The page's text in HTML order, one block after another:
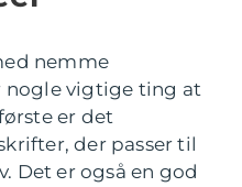
nemme
nogle vigtige ting at
er det
der passer til
Det er også en god